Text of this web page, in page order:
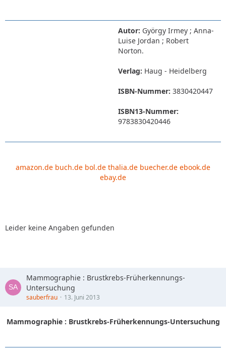
Autor: György Irmey ; Anna-
Luise Jordan ; Robert
Norton.
Verlag: Haug - Heidelberg
ISBN-Nummer: 3830420447
ISBN13-Nummer:
9783830420446
amazon.de buch.de bol.de thalia.de buecher.de ebook.de
ebay.de
Leider keine Angaben gefunden
Mammographie : Brustkrebs-Früherkennungs-
Untersuchung
sauberfrau 13. Juni 2013
Mammographie : Brustkrebs-Früherkennungs-Untersuchung